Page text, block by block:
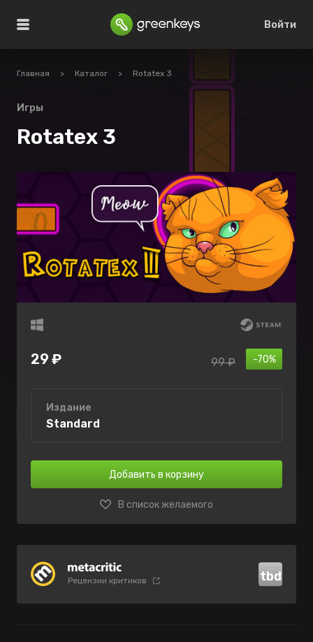
Войти
Главная > Каталог > Rotatex 3
Игры
Rotatex 3
29 ₽ -70%
99 ₽
Издание
Standard
Добавить в корзину
В список желаемого
Рецензии критиков tbd